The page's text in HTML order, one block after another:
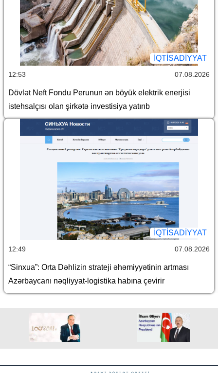
İQTİSADİYYAT
12:53 07.08.2026
Dövlət Neft Fondu Perunun ən böyük elektrik enerjisi
istehsalçısı olan şirkətə investisiya yatırıb
İQTİSADİYYAT
12:49 07.08.2026
“Sinxua”: Orta Dəhlizin strateji əhəmiyyətinin artması
Azərbaycanı nəqliyyat-logistika habına çevirir